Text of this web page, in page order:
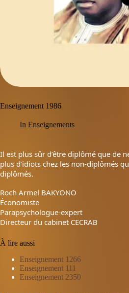
Enseignement 1986
In Enseignements
Il est plus sûr d’être diplômé que de
plus d’idiots chez les non-diplômés
diplômés.
Roch Armel BAKYONO
Économiste
Parapsychologue-expert
Directeur du cabinet CECRAB
À lire aussi
Enseignement 1266
Enseignement 111
Enseignement 2350